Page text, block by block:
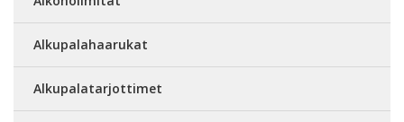
Alkupalahaarukat
Alkupalatarjottimet